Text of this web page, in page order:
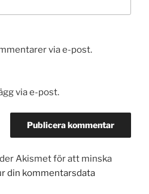
via e-post.
via e-post.
Akismet för att minska
din kommentarsdata